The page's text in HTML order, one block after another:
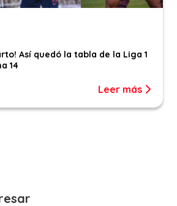
Así quedó la tabla de la Liga 1
14
Leer más